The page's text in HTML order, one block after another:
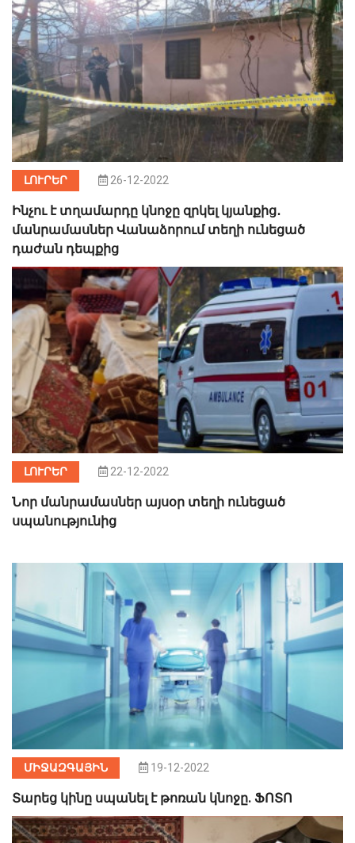
ԼՈՒՐԵՐ 26-12-2022
Ինչու է տղամարդը կնոջը զրկել կյանքից․
մանրամասներ Վանաձորում տեղի ունեցած
դաժան դեպքից
ԼՈՒՐԵՐ 22-12-2022
Նոր մանրամասներ այսօր տեղի ունեցած
սպանությունից
ՄԻՋԱԶԳԱՅԻՆ 19-12-2022
Տարեց կինը սպանել է թոռան կնոջը. ՖՈՏՈ